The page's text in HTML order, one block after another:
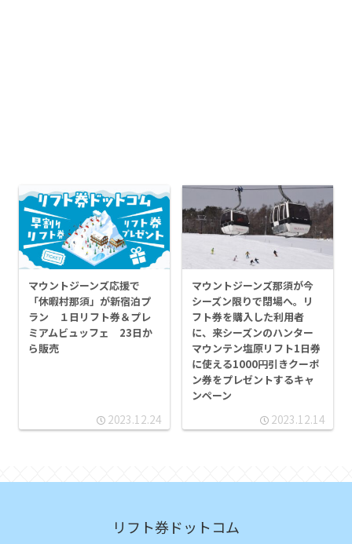
マウントジーンズ応援で
「休暇村那須」が新宿泊プ
ラン １日リフト券＆プレ
ミアムビュッフェ 23日か
ら販売
2023.12.24
マウントジーンズ那須が今
シーズン限りで閉場へ。リ
フト券を購入した利用者
に、来シーズンのハンター
マウンテン塩原リフト1日券
に使える1000円引きクーポ
ン券をプレゼントするキャ
ンペーン
2023.12.14
リフト券ドットコム